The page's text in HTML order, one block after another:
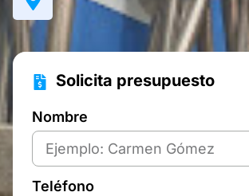
Solicita presupuesto
Nombre
Teléfono